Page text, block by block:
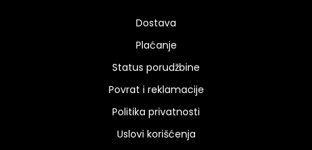
Dostava
Plaćanje
Status porudžbine
Povrat i reklamacije
Politika privatnosti
Uslovi korišćenja